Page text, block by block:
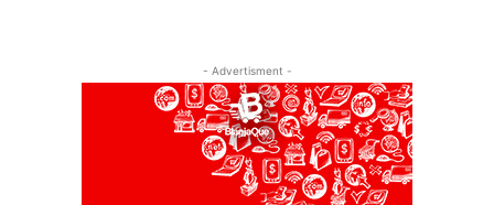
- Advertisment -